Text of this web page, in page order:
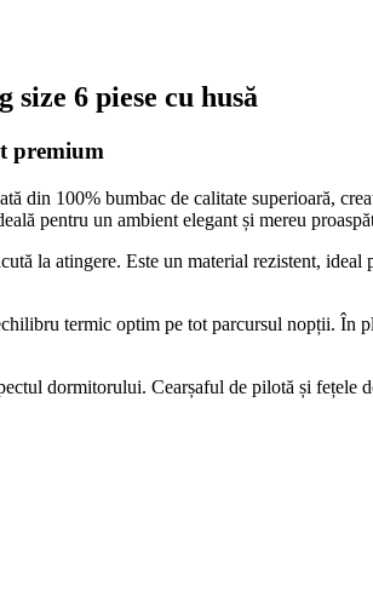
6 piese cu husă
premium
100% bumbac de calitate superioară,
pentru un ambient elegant și mereu
la atingere. Este un material rezistent,
termic optim pe tot parcursul nopții. În
dormitorului. Cearșaful de pilotă și fețele